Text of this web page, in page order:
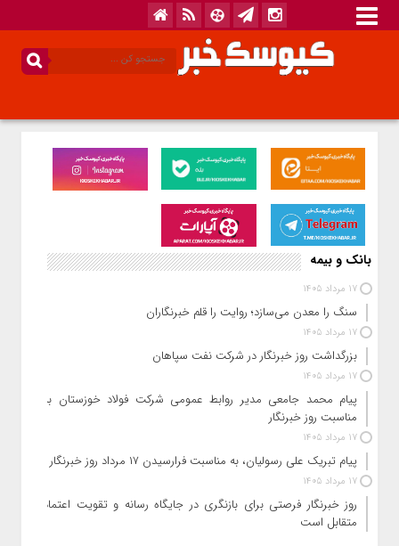
بانک و بیمه
17 مرداد 1405
سنگ را معدن می‌سازد؛ روایت را قلم خبرنگاران
17 مرداد 1405
بزرگداشت روز خبرنگار در شرکت نفت سپاهان
17 مرداد 1405
پیام محمد جامعی مدیر روابط عمومی شرکت فولاد خوزستان به
مناسبت روز خبرنگار
17 مرداد 1405
پیام تبریک علی رسولیان، به مناسبت فرارسیدن ۱۷ مرداد روز خبرنگار
17 مرداد 1405
روز خبرنگار فرصتی برای بازنگری در جایگاه رسانه و تقویت اعتماد
متقابل است